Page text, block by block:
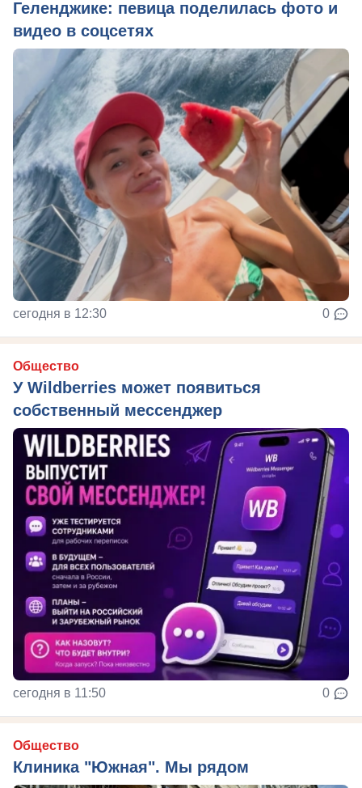
Геленджике: певица поделилась фото и
видео в соцсетях
сегодня в 12:30 0
Общество
У Wildberries может появиться
собственный мессенджер
сегодня в 11:50 0
Общество
Клиника "Южная". Мы рядом